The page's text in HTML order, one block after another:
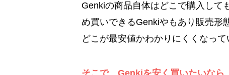
Genkiの商品自体はどこで購入して
め買いできるGenkiやもあり販売形
どこが最安値かわかりにくくなって